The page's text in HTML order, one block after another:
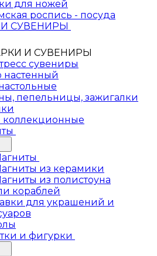
для ножей
роспись - посуда
СУВЕНИРЫ
И СУВЕНИРЫ
сувениры
настенный
пепельницы, зажигалки
коллекционные
из керамики
из полистоуна
кораблей
для украшений и
и фигурки